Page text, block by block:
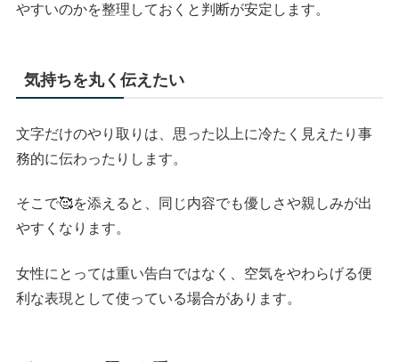
やすいのかを整理しておくと判断が安定します。
気持ちを丸く伝えたい
文字だけのやり取りは、思った以上に冷たく見えたり事
務的に伝わったりします。
そこで🥰を添えると、同じ内容でも優しさや親しみが出
やすくなります。
女性にとっては重い告白ではなく、空気をやわらげる便
利な表現として使っている場合があります。